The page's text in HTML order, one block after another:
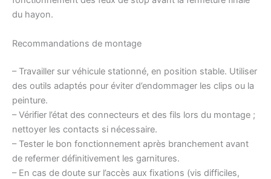
du hayon.
Recommandations de montage
– Travailler sur véhicule stationné, en position stable. Utiliser
des outils adaptés pour éviter d’endommager les clips ou la
peinture.
– Vérifier l’état des connecteurs et des fils lors du montage ;
nettoyer les contacts si nécessaire.
– Tester le bon fonctionnement après branchement avant
de refermer définitivement les garnitures.
– En cas de doute sur l’accès aux fixations (vis difficiles,